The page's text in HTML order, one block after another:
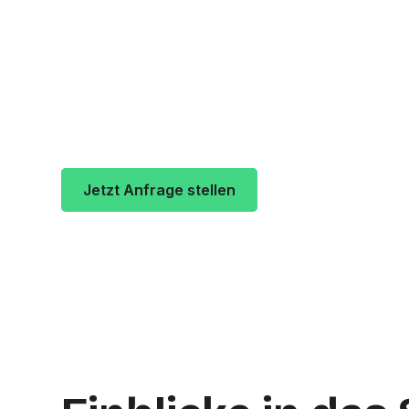
Jetzt Anfrage stellen